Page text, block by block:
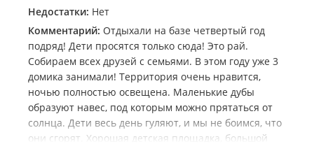
Недостатки: Нет
Комментарий: Отдыхали на базе четвертый год
подряд! Дети просятся только сюда! Это рай.
Собираем всех друзей с семьями. В этом году уже 3
домика занимали! Территория очень нравится,
ночью полностью освещена. Маленькие дубы
образуют навес, под которым можно прятаться от
солнца. Дети весь день гуляют, и мы не боимся, что
они сгорят. Хорошая детская площадка, большой